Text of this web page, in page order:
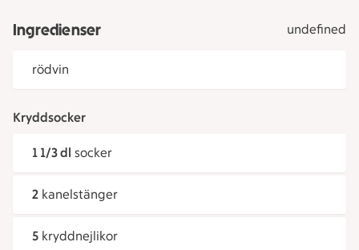
Ingredienser undefined
rödvin
Kryddsocker
1 1/3 dl socker
2 kanelstänger
5 kryddnejlikor